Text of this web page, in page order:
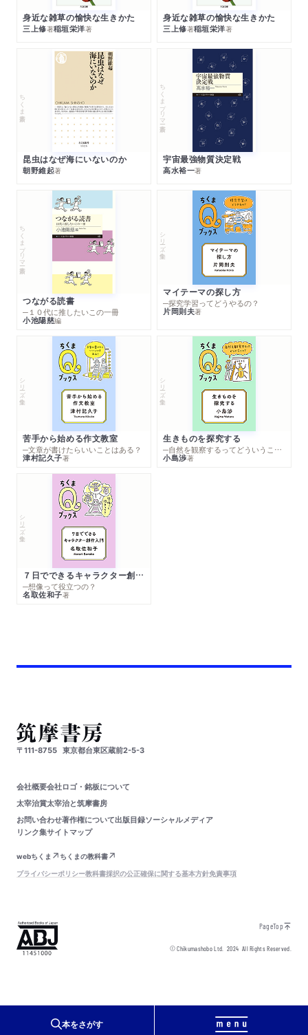
本をさがす
身近な雑草の愉快な生きかた
三上修著稲垣栄洋著
身近な雑草の愉快な生きかた
三上修著稲垣栄洋著
ちくま新書
昆虫はなぜ海にいないのか
朝野維起著
ちくまプリマー新書
宇宙最強物質決定戦
高水裕一著
ちくまプリマー新書
つながる読書
─１０代に推したいこの一冊
小池陽慈編
シリーズ・全集
マイテーマの探し方
─探究学習ってどうやるの？
片岡則夫著
シリーズ・全集
苦手から始める作文教室
─文章が書けたらいいことはある？
津村記久子著
シリーズ・全集
生きものを探究する
─自然を観察するってどういうこと？
小島渉著
シリーズ・全集
７日でできるキャラクター創作入門
─想像って役立つの？
名取佐和子著
〒111-8755 東京都台東区蔵前2-5-3
会社概要会社ロゴ・銘板について
太宰治賞太宰治と筑摩書房
お問い合わせ著作権について出版目録ソーシャルメディア
リンク集サイトマップ
webちくま
ちくまの教科書
プライバシーポリシー教科書採択の公正確保に関する基本方針免責事項
PageTop
© Chikumashobo Ltd.2024 All Rights Reserved.